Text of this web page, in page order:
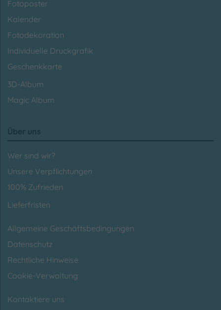
Fotoposter
Kalender
Fotodekoration
Individuelle Druckgrafik
Geschenkkarte
3D-Album
Magic Album
Über uns
Wer sind wir?
Unsere Verpflichtungen
100% Zufrieden
Lieferfristen
Allgemeine Geschäftsbedingungen
Datenschutz
Rechtliche Hinweise
Cookie-Verwaltung
Kontaktiere uns